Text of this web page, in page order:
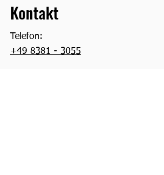
Kontakt
Telefon:
+49 8381 - 3055